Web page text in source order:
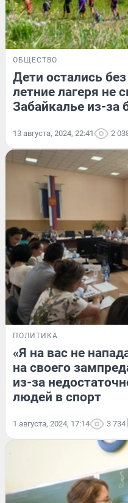
ОБЩЕСТВО
Дети остались
летние лагеря не
Забайкалье из-за
13 августа, 2024, 22:41 2
ПОЛИТИКА
«Я на вас не
на своего
из-за
людей в спорт
1 августа, 2024, 17:14 3 734